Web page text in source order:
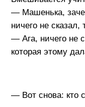
— Машенька,
ничего не сказал,
— Ага, ничего не
которая этому
— Вот снова: кто